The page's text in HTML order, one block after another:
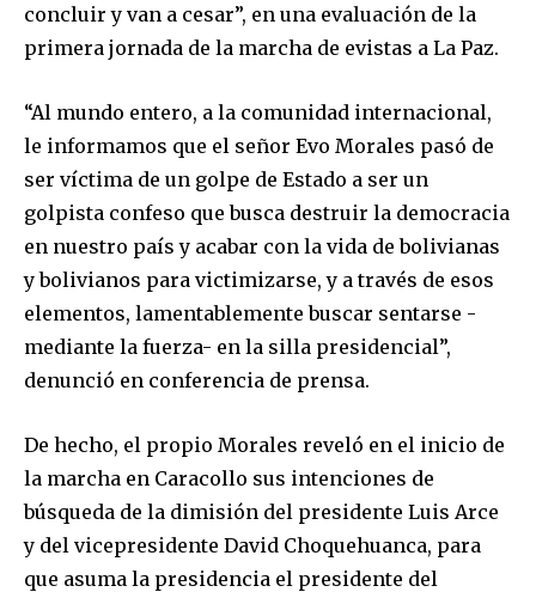
concluir y van a cesar”, en una evaluación de la
primera jornada de la marcha de evistas a La Paz.
“Al mundo entero, a la comunidad internacional,
le informamos que el señor Evo Morales pasó de
ser víctima de un golpe de Estado a ser un
golpista confeso que busca destruir la democracia
en nuestro país y acabar con la vida de bolivianas
y bolivianos para victimizarse, y a través de esos
elementos, lamentablemente buscar sentarse -
mediante la fuerza- en la silla presidencial”,
denunció en conferencia de prensa.
De hecho, el propio Morales reveló en el inicio de
la marcha en Caracollo sus intenciones de
búsqueda de la dimisión del presidente Luis Arce
y del vicepresidente David Choquehuanca, para
que asuma la presidencia el presidente del